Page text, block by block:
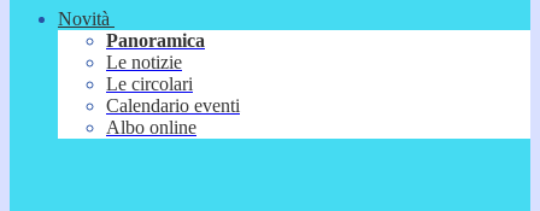
Novità
Panoramica
Le notizie
Le circolari
Calendario eventi
Albo online